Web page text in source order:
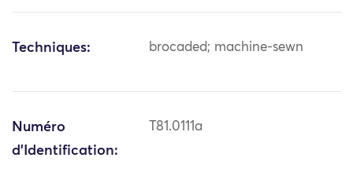
Techniques: brocaded; machine-sewn
Numéro
d'Identification:
T81.0111a